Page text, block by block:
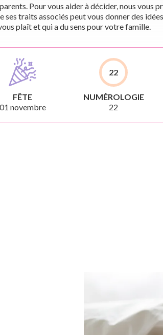
Pour vous aider à décider, nous vous
traits associés peut vous donner des
plaît et qui a du sens pour votre famille.
FÊTE
01 novembre
22
NUMÉROLOGIE
22